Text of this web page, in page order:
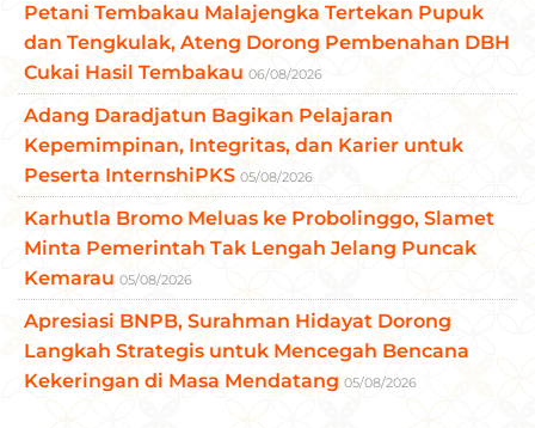
Petani Tembakau Malajengka Tertekan Pupuk
dan Tengkulak, Ateng Dorong Pembenahan DBH
Cukai Hasil Tembakau 06/08/2026
Adang Daradjatun Bagikan Pelajaran
Kepemimpinan, Integritas, dan Karier untuk
Peserta InternshiPKS 05/08/2026
Karhutla Bromo Meluas ke Probolinggo, Slamet
Minta Pemerintah Tak Lengah Jelang Puncak
Kemarau 05/08/2026
Apresiasi BNPB, Surahman Hidayat Dorong
Langkah Strategis untuk Mencegah Bencana
Kekeringan di Masa Mendatang 05/08/2026